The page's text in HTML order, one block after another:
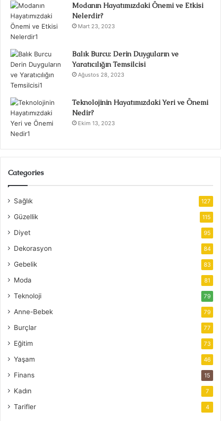
Modanın Hayatımızdaki Önemi ve Etkisi
Nelerdir?
Mart 23, 2023
Balık Burcu: Derin Duyguların ve
Yaratıcılığın Temsilcisi
Ağustos 28, 2023
Teknolojinin Hayatımızdaki Yeri ve Önemi
Nedir?
Ekim 13, 2023
Categories
Sağlık 127
Güzellik 115
Diyet 95
Dekorasyon 84
Gebelik 83
Moda 81
Teknoloji 79
Anne-Bebek 79
Burçlar 77
Eğitim 73
Yaşam 46
Finans 15
Kadın 7
Tarifler 4